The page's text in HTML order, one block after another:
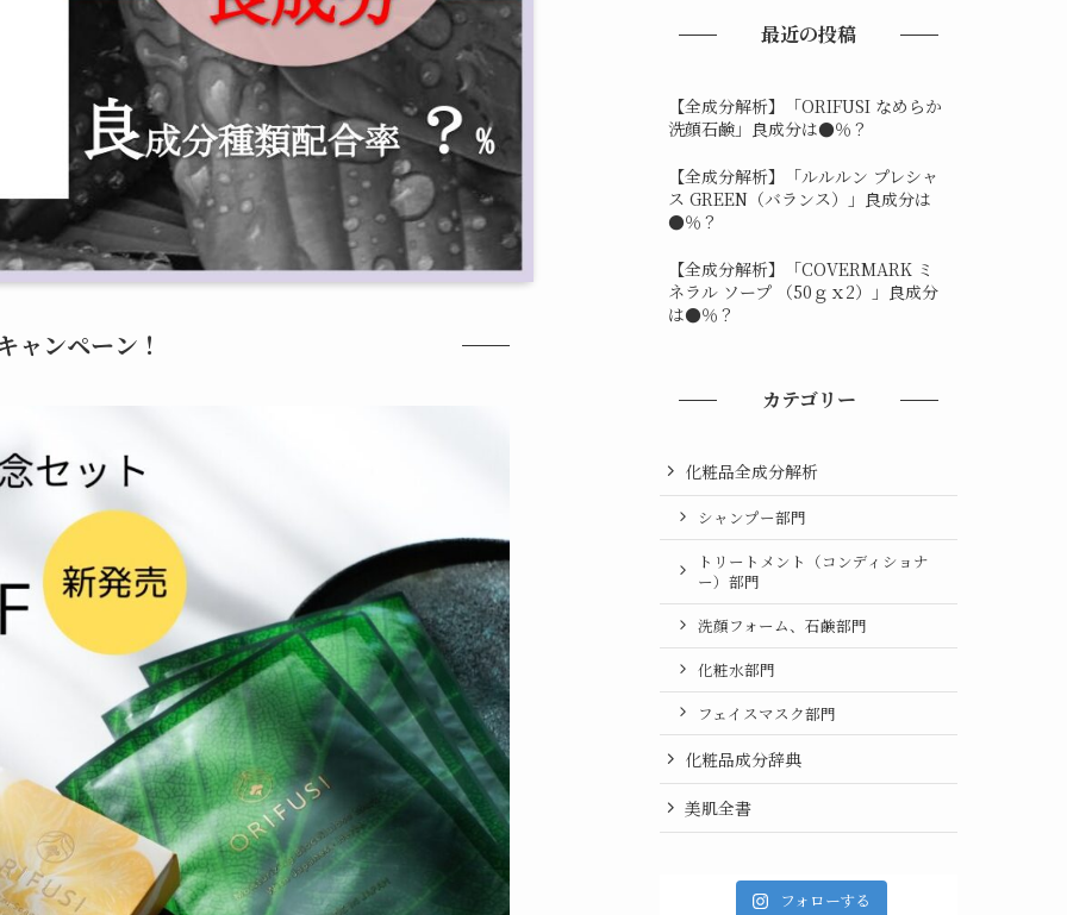
ャンペーン！
最近の投稿
【全成分解析】「ORIFUSI なめらか
洗顔石鹸」良成分は●％？
【全成分解析】「ルルルン プレシャ
ス GREEN（バランス）」良成分は
●％？
【全成分解析】「COVERMARK ミ
ネラル ソープ （50ｇｘ2）」良成分
は●％？
カテゴリー
化粧品全成分解析
シャンプー部門
トリートメント（コンディショナ
ー）部門
洗顔フォーム、石鹸部門
化粧水部門
フェイスマスク部門
化粧品成分辞典
美肌全書
フォローする